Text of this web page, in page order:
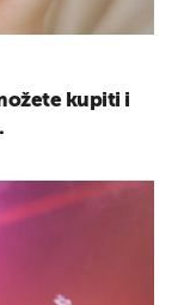
kupiti i